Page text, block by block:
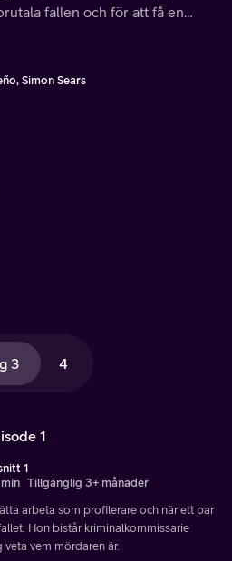
fallen och för att få en
Simon Sears
3 4
1
1
Tillgänglig 3+ månader
arbeta som profilerare och när ett par
Hon bistår kriminalkommissarie
vem mördaren är.